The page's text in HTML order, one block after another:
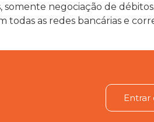
somente negociação de
todas as redes bancárias e
Entrar